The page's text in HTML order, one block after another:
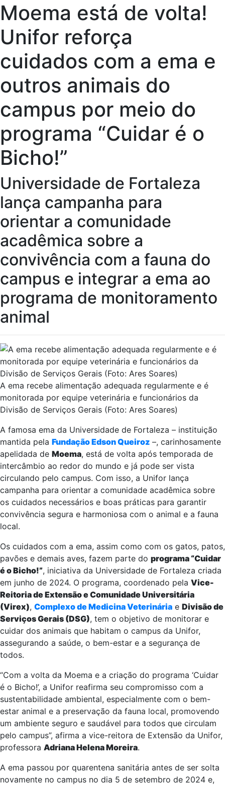
Moema está de volta!
Unifor reforça
cuidados com a ema e
outros animais do
campus por meio do
programa “Cuidar é o
Bicho!”
Universidade de Fortaleza
lança campanha para
orientar a comunidade
acadêmica sobre a
convivência com a fauna do
campus e integrar a ema ao
programa de monitoramento
animal
A ema recebe alimentação adequada regularmente e é
monitorada por equipe veterinária e funcionários da
Divisão de Serviços Gerais (Foto: Ares Soares)
A famosa ema da Universidade de Fortaleza – instituição
mantida pela Fundação Edson Queiroz –, carinhosamente
apelidada de Moema, está de volta após temporada de
intercâmbio ao redor do mundo e já pode ser vista
circulando pelo campus. Com isso, a Unifor lança
campanha para orientar a comunidade acadêmica sobre
os cuidados necessários e boas práticas para garantir
convivência segura e harmoniosa com o animal e a fauna
local.
Os cuidados com a ema, assim como com os gatos, patos,
pavões e demais aves, fazem parte do programa “Cuidar
é o Bicho!”, iniciativa da Universidade de Fortaleza criada
em junho de 2024. O programa, coordenado pela Vice-
Reitoria de Extensão e Comunidade Universitária
(Virex), Complexo de Medicina Veterinária e Divisão de
Serviços Gerais (DSG), tem o objetivo de monitorar e
cuidar dos animais que habitam o campus da Unifor,
assegurando a saúde, o bem-estar e a segurança de
todos.
“Com a volta da Moema e a criação do programa ‘Cuidar
é o Bicho!’, a Unifor reafirma seu compromisso com a
sustentabilidade ambiental, especialmente com o bem-
estar animal e a preservação da fauna local, promovendo
um ambiente seguro e saudável para todos que circulam
pelo campus”, afirma a vice-reitora de Extensão da Unifor,
professora Adriana Helena Moreira.
A ema passou por quarentena sanitária antes de ser solta
novamente no campus no dia 5 de setembro de 2024 e,